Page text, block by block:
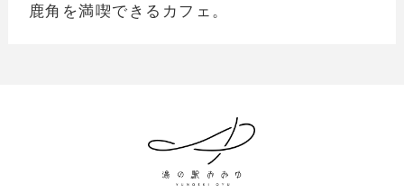
鹿角を満喫できるカフェ。